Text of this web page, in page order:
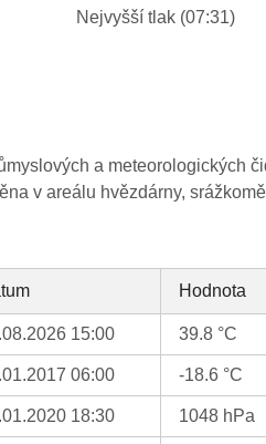
Nejvyšší tlak (07:31)
a meteorologických
v areálu hvězdárny,
Hodnota
15:00 39.8 °C
06:00 -18.6 °C
18:30 1048 hPa